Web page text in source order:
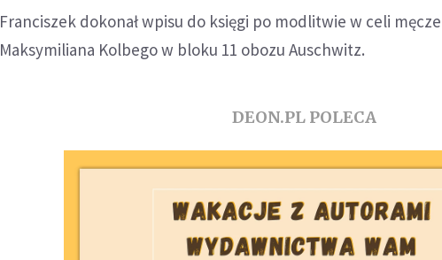
Franciszek dokonał wpisu do księgi po modlitwie w celi
Maksymiliana Kolbego w bloku 11 obozu Auschwitz.
DEON.PL POLECA